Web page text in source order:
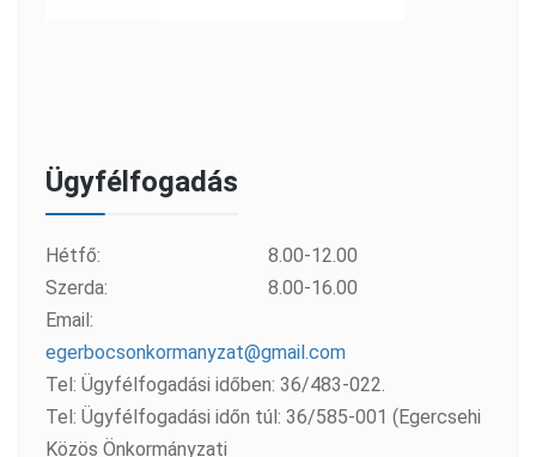
Ügyfélfogadás
Hétfő:
8.00-12.00
Szerda:
8.00-16.00
Email:
egerbocsonkormanyzat@gmail.com
Tel: Ügyfélfogadási időben: 36/483-022.
Tel: Ügyfélfogadási időn túl: 36/585-001 (Egercsehi
Közös Önkormányzati